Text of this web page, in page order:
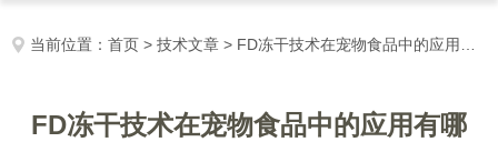
当前位置：首页 >技术文章 > FD冻干技术在宠物食品中的应用有哪些？
FD冻干技术在宠物食品中的应用有哪